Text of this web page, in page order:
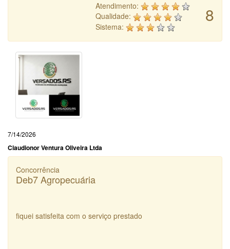
8
Atendimento:
Qualidade:
Sistema:
7/14/2026
Claudionor Ventura Oliveira Ltda
Concorrência
Deb7 Agropecuária
fiquei satisfeita com o serviço prestado